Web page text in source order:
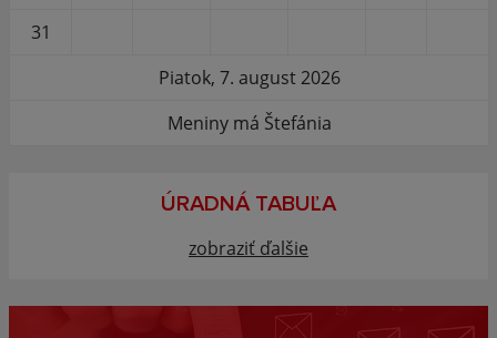
31
Piatok, 7. august 2026
Meniny má Štefánia
ÚRADNÁ TABUĽA
zobraziť ďalšie